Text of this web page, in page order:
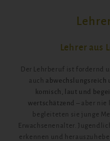
Lehrer aus
Der Lehrberuf ist fordernd
auch abwechslungsreich
komisch, laut und
wertschätzend – aber nie
begleiteten sie junge
Erwachsenenalter.
erkennen und